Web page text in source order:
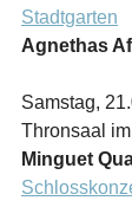
Stadtgarten
Agnethas
Samstag,
Thronsaal
Minguet